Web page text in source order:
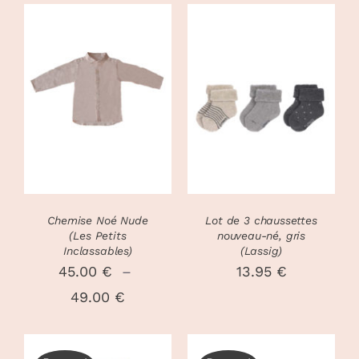
CHOIX DES
PRODUIT
PEUVENT
ÊTRE
CHOISIES
SUR
PAGE
PRODUIT
DÉTAILS
Chemise Noé Nude
(Les Petits
Inclassables)
45.00 €
–
49.00 €Plage
CHOIX DES
OPTIONS CE
PRODUIT
PEUVENT
ÊTRE
CHOISIES
SUR
PRODUIT
/
DÉTAILS
Lot de 3 chaussettes
nouveau-né, gris
(Lassig)
13.95 €